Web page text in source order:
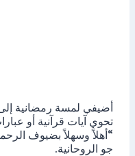
أضيفي لمسة رمضانية
تحوي آيات قرآنية أو
“أهلاً وسهلاً بضيوف
جو الروحانية.